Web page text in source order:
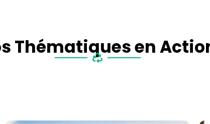
Thématiques en